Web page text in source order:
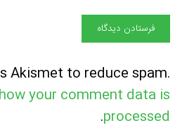
Akismet to reduce spam.
your comment data is
processed
.